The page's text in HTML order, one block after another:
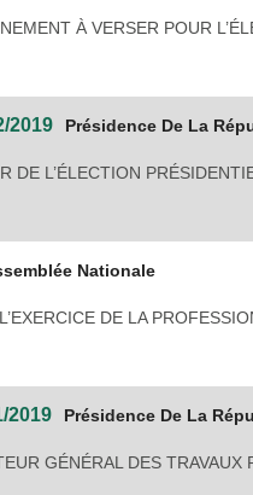
À VERSER POUR
2019 Présidence De La
DE L’ÉLECTION
Nationale
DE LA
2019 Présidence De La
GÉNÉRAL DES